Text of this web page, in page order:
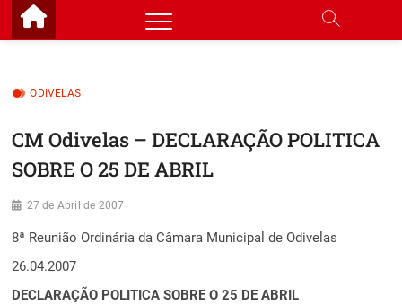
Skip
ODIVELAS
CM Odivelas – DECLARAÇÃO POLITICA
SOBRE O 25 DE ABRIL
27 de Abril de 2007
8ª Reunião Ordinária da Câmara Municipal de Odivelas
26.04.2007
DECLARAÇÃO POLITICA SOBRE O 25 DE ABRIL